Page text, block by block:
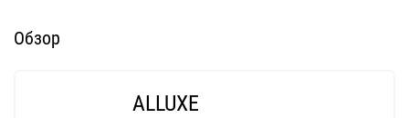
Обзор
ALLUXE